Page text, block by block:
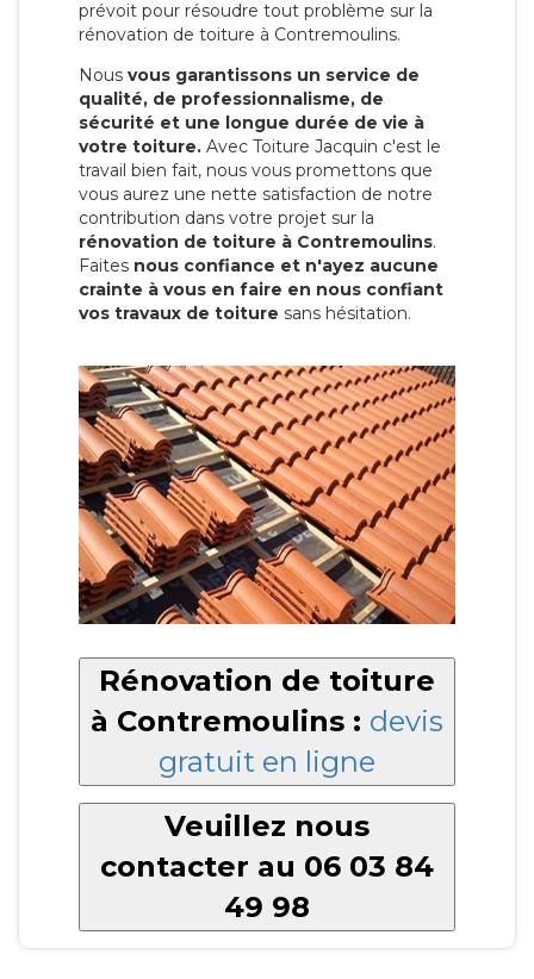
prévoit pour résoudre tout problème sur la
rénovation de toiture à Contremoulins.
Nous vous garantissons un service de
qualité, de professionnalisme, de
sécurité et une longue durée de vie à
votre toiture. Avec Toiture Jacquin c'est le
travail bien fait, nous vous promettons que
vous aurez une nette satisfaction de notre
contribution dans votre projet sur la
rénovation de toiture à Contremoulins.
Faites nous confiance et n'ayez aucune
crainte à vous en faire en nous confiant
vos travaux de toiture sans hésitation.
Rénovation de toiture
à Contremoulins : devis
gratuit en ligne
Veuillez nous
contacter au 06 03 84
49 98